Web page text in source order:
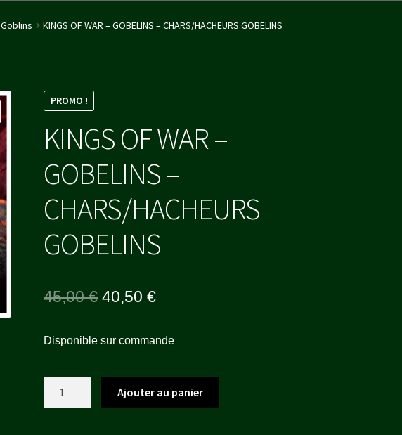
Success PageValidation de la commande
Goblins KINGS OF WAR – GOBELINS – CHARS/HACHEURS GOBELINS
PROMO !
KINGS OF WAR –
GOBELINS –
CHARS/HACHEURS
GOBELINS
45,00€ Le
initial
était :
45,00 €.
40,50€Le
actuel
est :
40,50 €.
Disponible sur commande
Ajouter au panier